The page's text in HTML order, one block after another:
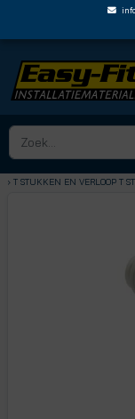
HOME › SPEEDFIT LUCHT EN
› T STUKKEN EN VERLOOP T